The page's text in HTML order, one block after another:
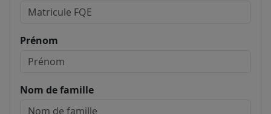
Prénom
Nom de famille